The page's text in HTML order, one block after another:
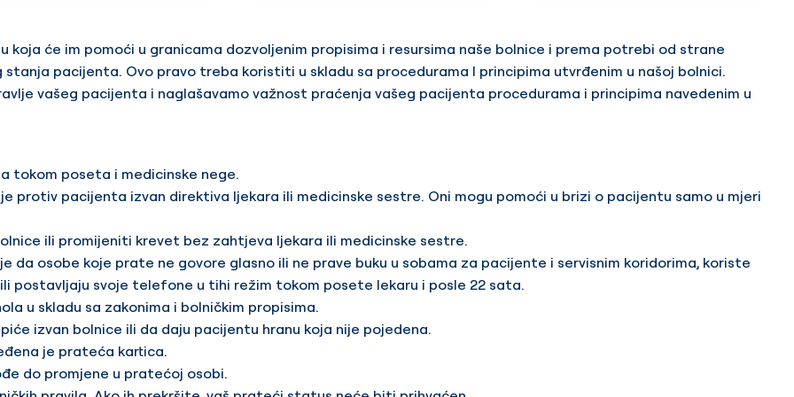
će im pomoći u granicama dozvoljenim propisima i resursima naše bolnice i prema potrebi od strane
pacijenta. Ovo pravo treba koristiti u skladu sa procedurama I principima utvrđenim u našoj bolnici.
vašeg pacijenta i naglašavamo važnost praćenja vašeg pacijenta procedurama i principima navedenim u
tokom poseta i medicinske nege.
protiv pacijenta izvan direktiva ljekara ili medicinske sestre. Oni mogu pomoći u brizi o pacijentu samo u mjeri
ili promijeniti krevet bez zahtjeva ljekara ili medicinske sestre.
da osobe koje prate ne govore glasno ili ne prave buku u sobama za pacijente i servisnim koridorima, koriste
postavljaju svoje telefone u tihi režim tokom posete lekaru i posle 22 sata.
u skladu sa zakonima i bolničkim propisima.
izvan bolnice ili da daju pacijentu hranu koja nije pojedena.
je prateća kartica.
do promjene u pratećoj osobi.